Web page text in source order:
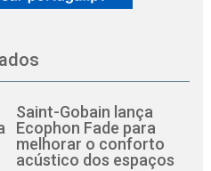
Saint-Gobain lança
Ecophon Fade para
melhorar o conforto
acústico dos espaços